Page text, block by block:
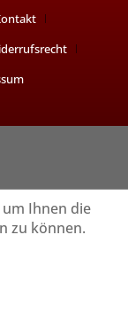
Ihnen die
zu können.